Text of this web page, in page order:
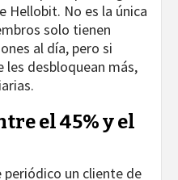
Hellobit. No es la única
solo tienen
al día, pero si
les desbloquean más,
el 45% y el
un cliente de